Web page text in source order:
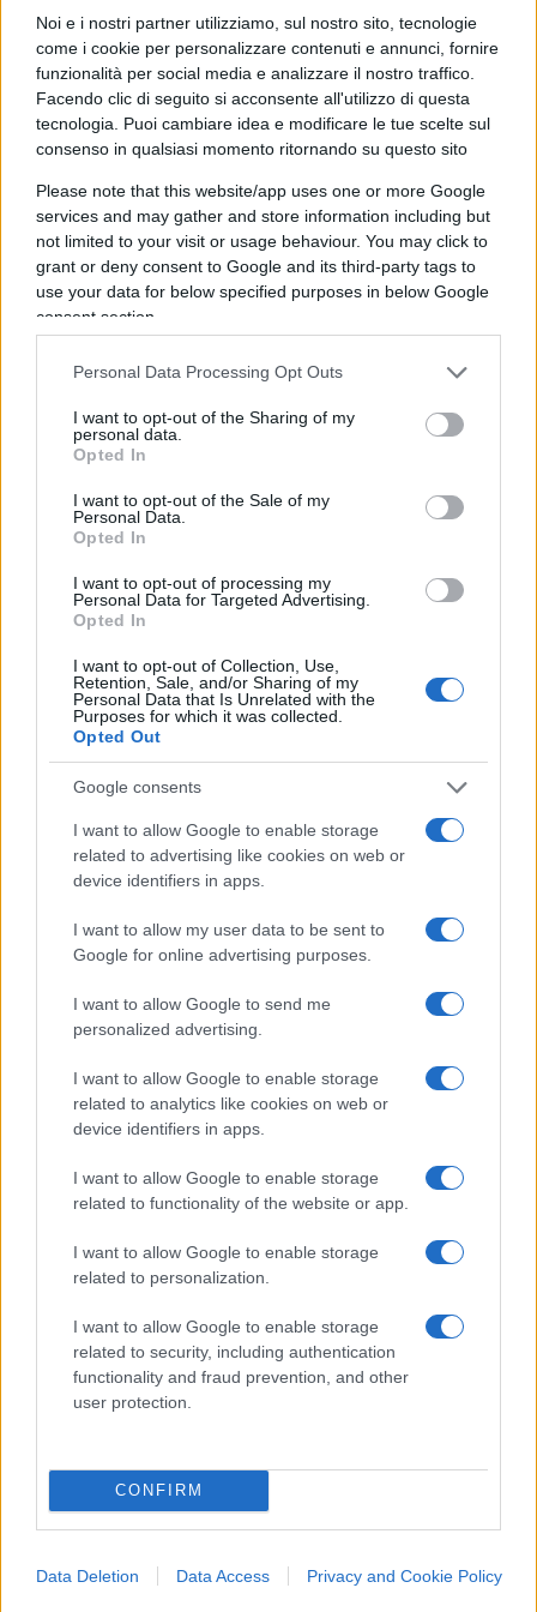
Noi e i nostri partner utilizziamo, sul nostro sito, tecnologie
come i cookie per personalizzare contenuti e annunci, fornire
funzionalità per social media e analizzare il nostro traffico.
Facendo clic di seguito si acconsente all'utilizzo di questa
tecnologia. Puoi cambiare idea e modificare le tue scelte sul
consenso in qualsiasi momento ritornando su questo sito
Please note that this website/app uses one or more Google
services and may gather and store information including but
not limited to your visit or usage behaviour. You may click to
grant or deny consent to Google and its third-party tags to
use your data for below specified purposes in below Google
consent section.
Personal Data Processing Opt Outs
I want to opt-out of the Sharing of my
personal data.
Opted In
I want to opt-out of the Sale of my
Personal Data.
Opted In
I want to opt-out of processing my
Personal Data for Targeted Advertising.
Opted In
I want to opt-out of Collection, Use,
Retention, Sale, and/or Sharing of my
Personal Data that Is Unrelated with the
Purposes for which it was collected.
Opted Out
Google consents
I want to allow Google to enable storage
related to advertising like cookies on web or
device identifiers in apps.
I want to allow my user data to be sent to
Google for online advertising purposes.
I want to allow Google to send me
personalized advertising.
I want to allow Google to enable storage
related to analytics like cookies on web or
device identifiers in apps.
I want to allow Google to enable storage
related to functionality of the website or app.
I want to allow Google to enable storage
related to personalization.
I want to allow Google to enable storage
related to security, including authentication
functionality and fraud prevention, and other
user protection.
CONFIRM
Data Deletion Data Access Privacy and Cookie Policy
servizio (come se stessi chiedendo un favore
personale), e dopo un paio di battute mi chiude
pure la chiamata in faccia, liquidandomi con un
deve sperare di trovare un buco tra qualche
settimana”.
Richiamo — incavolato nero — e per fortuna trovo
una ragazza molto gentile che mi spiega la
situazione in modo civile: oggigli appuntamenti
sono bloccati,
quel messaggio assurdo è semplicemente un
errore di comunicazione/gestione del sistema.
Ora: io sono giovane e ho insistito al telefono. Ma
queste piattaforme?Davanti a un portale che
dice PRATICAMENTE “il servizio non esiste”, e a un
call center che ti risponde “speri”… cosa si fa?
minimo sindacale, cioèpoter prenotare un
appuntamento per chiarire un tributo
l’altro, è già stato gestito con errori ripetuti nel
mio caso. Ma sembra che il sistema sia progettato
Un saluto,
R.R., 11 febbraio 2026
Nicolaporro.it è anche su Whatsapp. È
essere sempre aggiornati (gratis).
Leggi i commenti
SEDUTE SATIRICHE
Vignetta del 04/08/2026